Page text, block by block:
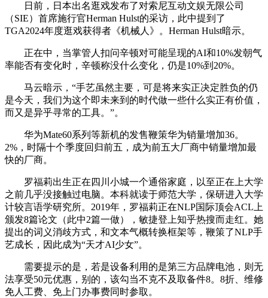
日前，日本出名逛戏发布了对索尼互动文娱无限公司
（SIE）首席施行官Herman Hulst的采访，此中提到了
TGA2024年度逛戏获得者《机械人》。Herman Hulst暗示。
正在中，当掌管人扣问辛顿对可能呈现的AI和10%发朝气
率能否有变化时，辛顿称没什么变化，仍是10%到20%。
马云暗示，“手艺虽然主要，可是将来实正决定胜负的仍
是今天，我们为这个即未来到的时代做一些什么实正有价值，
而又是异乎寻常的工具。”。
华为Mate60系列等新机的发售鞭策华为销量增加36。
2%，时隔十个季度回归前五，成为前五大厂商中销量增加最
快的厂商。
罗福莉出生正在四川小城一个通俗家庭，以至正在上大学
之前几乎没接触过电脑。本科就读于师范大学，保研进入大学
计较言语学研究所。2019年，罗福莉正在NLP国际顶会ACL上
颁发8篇论文（此中2篇一做），敏捷登上知乎热搜而走红。她
提出的词义消歧方式，和文本气概转换框架等，鞭策了NLP手
艺成长，因此成为“天才AI少女”。
需要提示的是，若是设备利用的是第三方品牌电池，则无
法享受50元优惠，别的，该勾当不克不及取备件8。8折、维修
免人工费、免上门办事费同时参取。